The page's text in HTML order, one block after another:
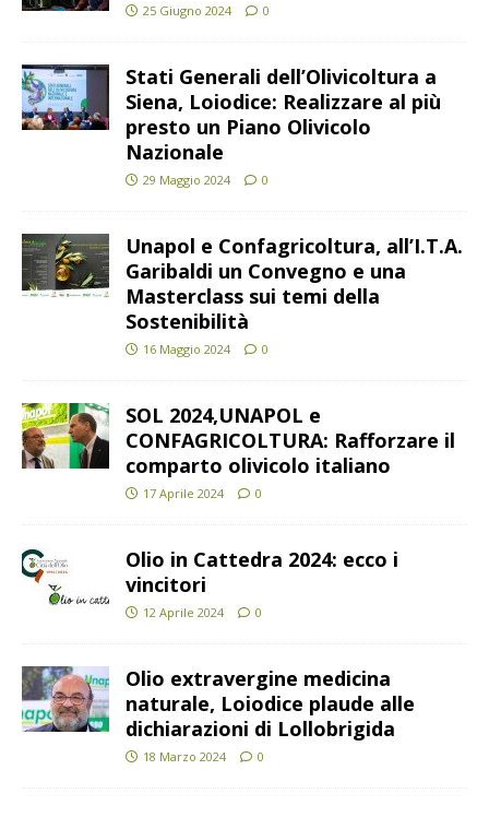
25 Giugno 2024 0
Stati Generali dell’Olivicoltura a
Siena, Loiodice: Realizzare al più
presto un Piano Olivicolo
Nazionale
29 Maggio 2024 0
Unapol e Confagricoltura, all’I.T.A.
Garibaldi un Convegno e una
Masterclass sui temi della
Sostenibilità
16 Maggio 2024 0
SOL 2024,UNAPOL e
CONFAGRICOLTURA: Rafforzare il
comparto olivicolo italiano
17 Aprile 2024 0
Olio in Cattedra 2024: ecco i
vincitori
12 Aprile 2024 0
Olio extravergine medicina
naturale, Loiodice plaude alle
dichiarazioni di Lollobrigida
18 Marzo 2024 0